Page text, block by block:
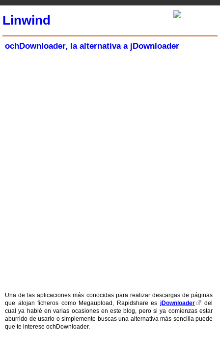
Linwind
ochDownloader, la alternativa a jDownloader
Una de las aplicaciones más conocidas para realizar descargas de páginas
que alojan ficheros como Megaupload, Rapidshare es jDownloader
del
cual ya hablé en varias ocasiones en este blog, pero si ya comienzas estar
aburrido de usarlo o simplemente buscas una alternativa más sencilla puede
que te interese ochDownloader.